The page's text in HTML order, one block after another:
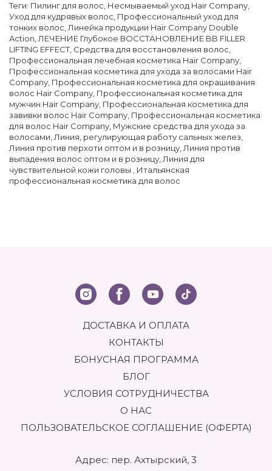
Теги: Пилинг для волос Несмываемый уход Hair Company
Уход для кудрявых волос Профессиональный уход для
тонких волос Линейка продукции Hair Company Double
Action ЛЕЧЕНИЕ Глубокое ВОССТАНОВЛЕНИЕ BB FILLER
LIFTING EFFECT, Средства для восстановления волос
Профессиональная лечебная косметика Hair Company
Профессиональная косметика для ухода за волосами Hair
Company Профессиональная косметика для окрашивания
волос Hair Company Профессиональная косметика для
мужчин Hair Company Профессиональная косметика для
завивки волос Hair Company Профессиональная косметика
для волос Hair Company Мужские средства для ухода за
волосами Линия, регулирующая работу сальных желез
Линия против перхоти оптом и в розницу Линия против
выпадения волос оптом и в розницу Линия для
чувствительной кожи головы
Итальянская
профессиональная косметика для волос
ДОСТАВКА И ОПЛАТА
КОНТАКТЫ
БОНУСНАЯ ПРОГРАММА
БЛОГ
УСЛОВИЯ СОТРУДНИЧЕСТВА
О НАС
ПОЛЬЗОВАТЕЛЬСКОЕ СОГЛАШЕНИЕ (ОФЕРТА)
Адрес: пер. Ахтырский, 3